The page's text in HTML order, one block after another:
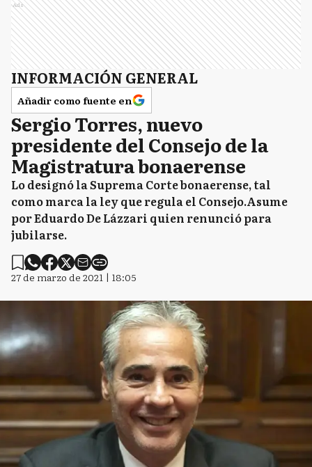
Ads
INFORMACIÓN GENERAL
Añadir como fuente en
Sergio Torres, nuevo
presidente del Consejo de la
Magistratura bonaerense
Lo designó la Suprema Corte bonaerense, tal
como marca la ley que regula el Consejo.Asume
por Eduardo De Lázzari quien renunció para
jubilarse.
27 de marzo de 2021 | 18:05